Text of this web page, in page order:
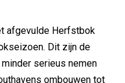
afgevulde Herfstbok
Dit zijn de
serieus nemen
ombouwen tot